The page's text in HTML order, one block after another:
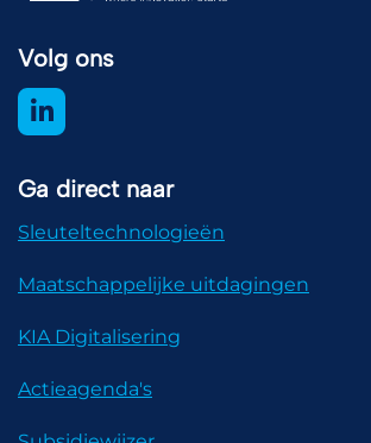
Volg ons
Ga direct naar
Sleuteltechnologieën
Maatschappelijke uitdagingen
KIA Digitalisering
Actieagenda's